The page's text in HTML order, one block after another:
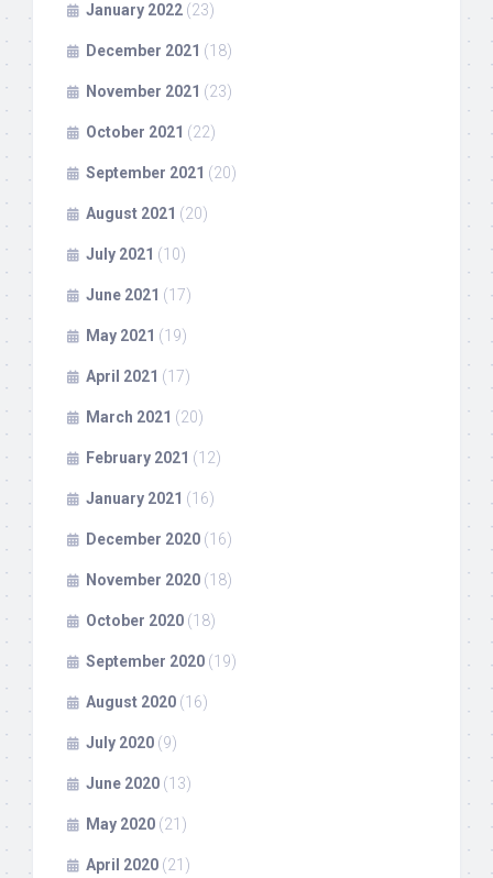
January 2022 (23)
December 2021 (18)
November 2021 (23)
October 2021 (22)
September 2021 (20)
August 2021 (20)
July 2021 (10)
June 2021 (17)
May 2021 (19)
April 2021 (17)
March 2021 (20)
February 2021 (12)
January 2021 (16)
December 2020 (16)
November 2020 (18)
October 2020 (18)
September 2020 (19)
August 2020 (16)
July 2020 (9)
June 2020 (13)
May 2020 (21)
April 2020 (21)